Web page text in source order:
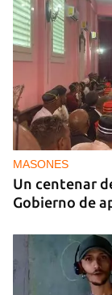
MASONES
Un centenar
Gobierno de